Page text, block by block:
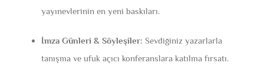
yayınevlerinin en yeni baskıları.
İmza Günleri & Söyleşiler: Sevdiğiniz yazarlarla
tanışma ve ufuk açıcı konferanslara katılma fırsatı.